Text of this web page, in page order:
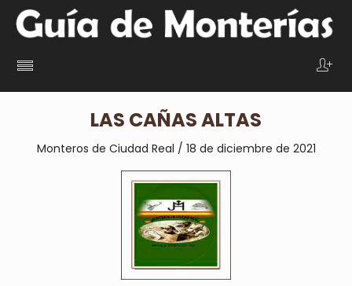
LAS CAÑAS ALTAS
Monteros de Ciudad Real / 18 de diciembre de 2021